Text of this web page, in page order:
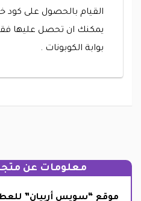
القيام بالحصول على كود
يمكنك ان تحصل عليها
بوابة الكوبونات .
معلومات عن
موقع “سويس أربيان”